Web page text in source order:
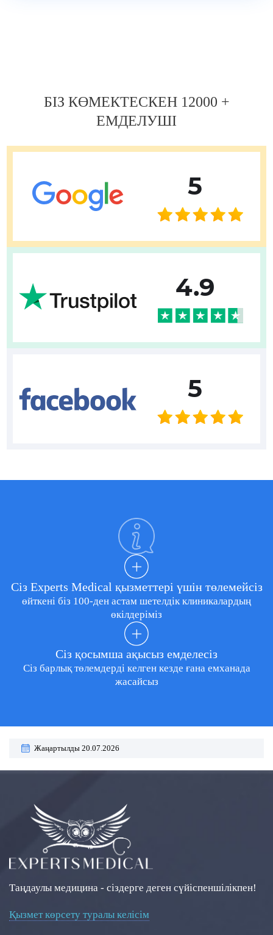
БІЗ КӨМЕКТЕСКЕН 12000 +
ЕМДЕЛУШІ
5
4.9
5
Сіз Experts Medical қызметтері үшін төлемейсіз
өйткені біз 100-ден астам шетелдік клиникалардың
өкілдеріміз
Сіз қосымша ақысыз емделесіз
Сіз барлық төлемдерді келген кезде ғана емханада
жасайсыз
Жаңартылды 20.07.2026
Таңдаулы медицина - сіздерге деген сүйіспеншілікпен!
Қызмет көрсету туралы келісім